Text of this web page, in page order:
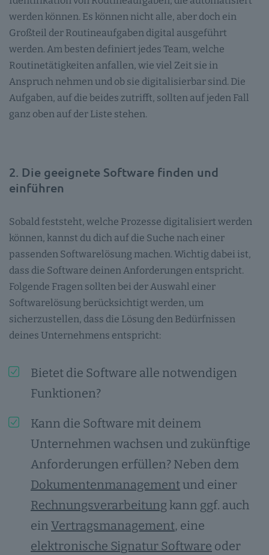
werden können. Es können nicht alle, aber doch ein
Großteil der Routineaufgaben digital ausgeführt
werden. Am besten definiert jedes Team, welche
Routinetätigkeiten anfallen, wie viel Zeit sie in
Anspruch nehmen und ob sie digitalisierbar sind. Die
Aufgaben, auf die beides zutrifft, sollten auf jeden Fall
ganz oben auf der Liste stehen.
2. Die geeignete Software finden und
einführen
Sobald feststeht, welche Prozesse digitalisiert werden
können, kannst du dich auf die Suche nach einer
passenden Softwarelösung machen. Wichtig dabei ist,
dass die Software deinen Anforderungen entspricht.
Folgende Fragen sollten bei der Auswahl einer
Softwarelösung berücksichtigt werden, um
sicherzustellen, dass die Lösung den Bedürfnissen
deines Unternehmens entspricht:
Bietet die Software alle notwendigen
Funktionen?
Kann die Software mit deinem
Unternehmen wachsen und zukünftige
Anforderungen erfüllen? Neben dem
Dokumentenmanagement und einer
Rechnungsverarbeitung kann ggf. auch
ein Vertragsmanagement, eine
elektronische Signatur Software oder